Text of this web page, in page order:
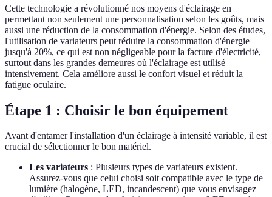
Cette technologie a révolutionné nos moyens d'éclairage en
permettant non seulement une personnalisation selon les goûts, mais
aussi une réduction de la consommation d'énergie. Selon des études,
l'utilisation de variateurs peut réduire la consommation d'énergie
jusqu'à 20%, ce qui est non négligeable pour la facture d'électricité,
surtout dans les grandes demeures où l'éclairage est utilisé
intensivement. Cela améliore aussi le confort visuel et réduit la
fatigue oculaire.
Étape 1 : Choisir le bon équipement
Avant d'entamer l'installation d'un éclairage à intensité variable, il est
crucial de sélectionner le bon matériel.
Les variateurs : Plusieurs types de variateurs existent.
Assurez-vous que celui choisi soit compatible avec le type de
lumière (halogène, LED, incandescent) que vous envisagez